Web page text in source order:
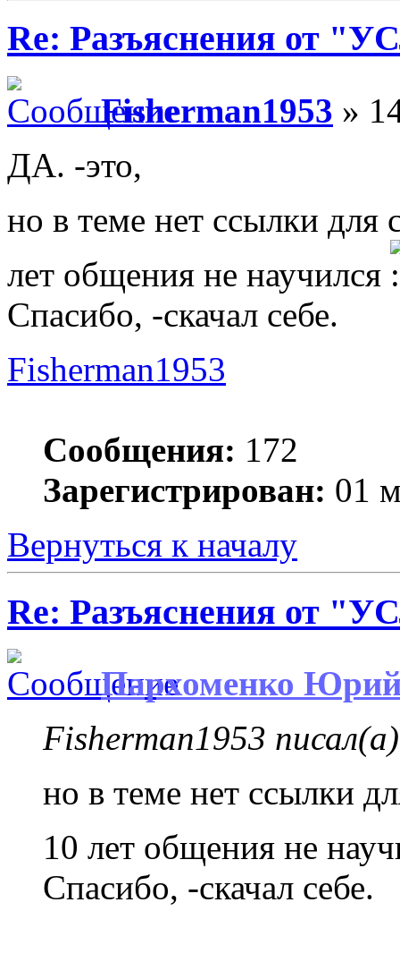
Re: Разъяснения от
Fisherman1953 »
ДА. -это,
но в теме нет ссылки для
лет общения не научился
Спасибо, -скачал себе.
Fisherman1953
Сообщения: 172
Зарегистрирован: 01
Вернуться к началу
Re: Разъяснения от
Пархоменко
Fisherman1953
но в теме нет ссылки
10 лет общения не
Спасибо, -скачал себе.